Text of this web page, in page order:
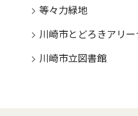
等々力緑地
川崎市とどろきアリー
川崎市立図書館